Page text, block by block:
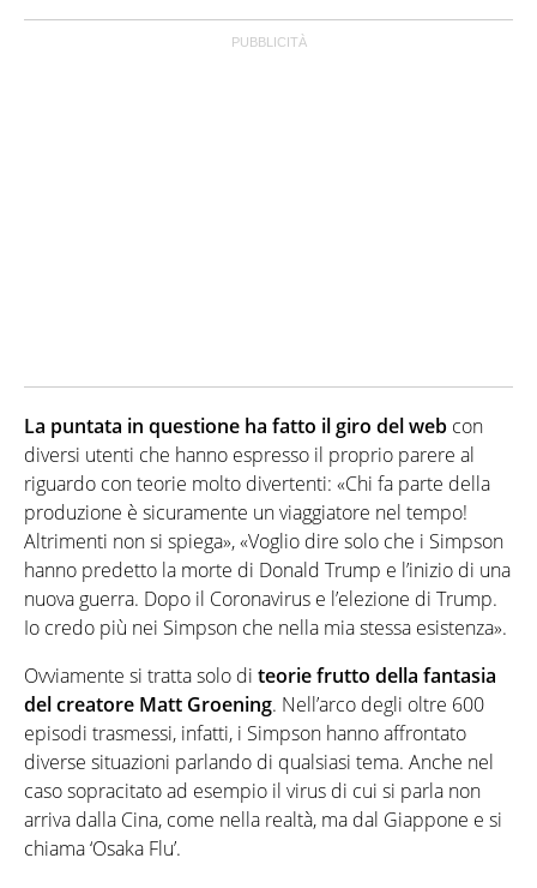
La puntata in questione ha fatto il giro del web con
diversi utenti che hanno espresso il proprio parere al
riguardo con teorie molto divertenti: «Chi fa parte della
produzione è sicuramente un viaggiatore nel tempo!
Altrimenti non si spiega», «Voglio dire solo che i Simpson
hanno predetto la morte di Donald Trump e l’inizio di una
nuova guerra. Dopo il Coronavirus e l’elezione di Trump.
Io credo più nei Simpson che nella mia stessa esistenza».
Ovviamente si tratta solo di teorie frutto della fantasia
del creatore Matt Groening. Nell’arco degli oltre 600
episodi trasmessi, infatti, i Simpson hanno affrontato
diverse situazioni parlando di qualsiasi tema. Anche nel
caso sopracitato ad esempio il virus di cui si parla non
arriva dalla Cina, come nella realtà, ma dal Giappone e si
chiama ‘Osaka Flu’.